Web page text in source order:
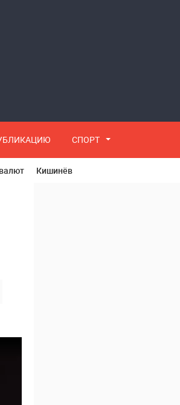
СПОРТ
Кишинёв